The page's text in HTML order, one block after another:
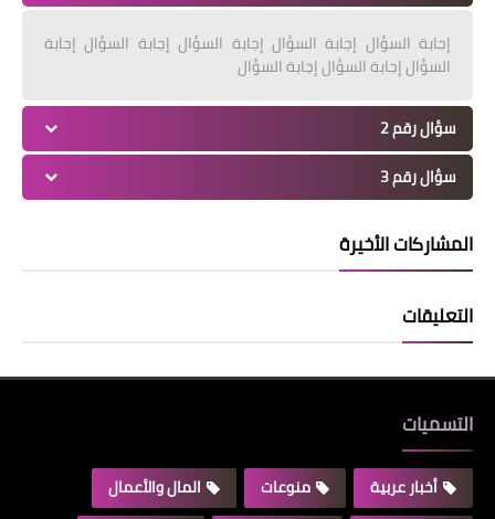
إجابة السؤال إجابة السؤال إجابة السؤال إجابة السؤال إجابة
السؤال إجابة السؤال إجابة السؤال
سؤال رقم 2
سؤال رقم 3
المشاركات الأخيرة
التعليقات
التسميات
أخبار عربية منوعات
المال والأعمال